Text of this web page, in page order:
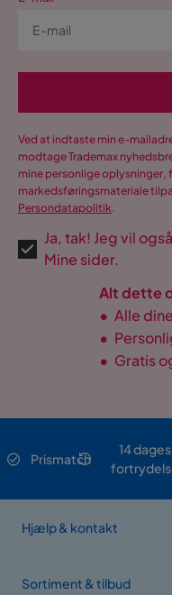
Ved at indtaste min e-
modtage Trademax
mine personlige oplysninger,
markedsføringsmateriale
Persondatapolitik.
Ja, tak! Jeg vil
Mine sider.
Alt dette
• Alle
•
• Gratis
Prismatch
14 dages
Hjælp & kontakt
Sortiment & tilbud